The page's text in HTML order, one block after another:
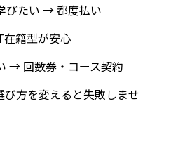
びたい → 都度払い
籍型が安心
→ 回数券・コース契約
方を変えると失敗しませ